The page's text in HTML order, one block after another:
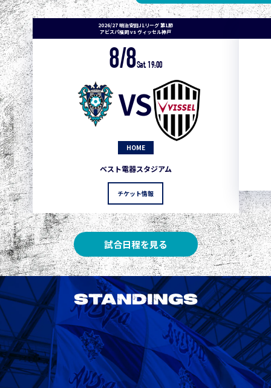
2026/27 明治安田J1リーグ 第1節
アビスパ福岡 vs ヴィッセル神戸
8/8Sat. 19:00
VS
HOME
ベスト電器スタジアム
チケット情報
試合日程を見る
STANDINGS